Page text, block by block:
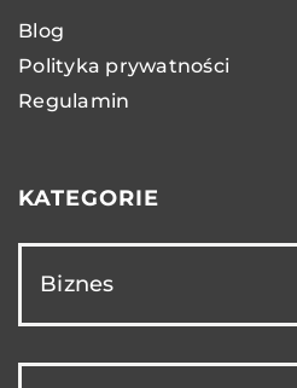
Blog
Polityka prywatności
Regulamin
KATEGORIE
Biznes